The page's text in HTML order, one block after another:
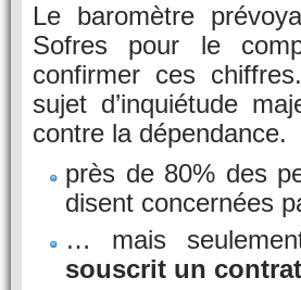
Le baromètre
Sofres pour le
confirmer ces
sujet d’inquiétude
contre la dépendance.
près de 80% des
disent concernées
… mais
souscrit un